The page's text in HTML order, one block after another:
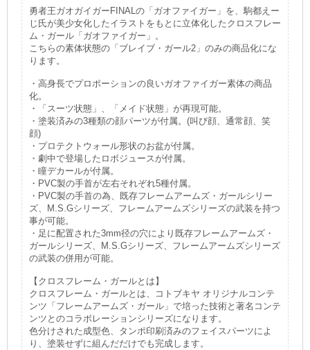
勇者王ガオガイガーFINALの「ガオファイガー」を、駒都えー
じ氏が美少女化したイラストをもとに立体化したクロスフレー
ム・ガール「ガオファイガー」。
こちらの素体状態の「ブレイブ・ガール2」のみの商品化にな
ります。
・高身長でプロポーションの良いガオファイガー素体の商品
化。
・「スーツ状態」、「メイド状態」が再現可能。
・塗装済みの3種類の顔パーツが付属。(叫び顔、通常顔、笑
顔)
・プロテクトウォール形状のお盆が付属。
・劇中で登場したロボジュースが付属。
・瞳デカールが付属。
・PVC製の手首が左右それぞれ5種付属。
・PVC製の手首の為、既存フレームアームズ・ガールシリー
ズ、M.S.Gシリーズ、フレームアームズシリーズの武装を持つ
事が可能。
・足に配置された3mm径の穴により既存フレームアームズ・
ガールシリーズ、M.S.Gシリーズ、フレームアームズシリーズ
の武装の併用が可能。
【クロスフレーム・ガールとは】
クロスフレーム・ガールとは、コトブキヤ オリジナルコンテ
ンツ「フレームアームズ・ガール」で培った技術と著名コンテ
ンツとのコラボレーションシリーズになります。
色分けされた成型色、タンポ印刷済みのフェイスパーツによ
り、塗装せずに組んだだけでも完成します。